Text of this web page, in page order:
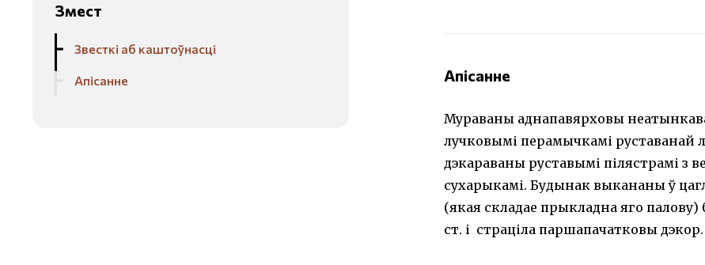
Змест
Звесткі аб каштоўнасці
Апісанне Апісанне
Мураваны аднапавярховы
лучковымі перамычкамі руставанай
дэкараваны руставымі пілястрамі з
сухарыкамі. Будынак выкананы ў
(якая складае прыкладна яго
ст. і страціла паршапачатковы дэкор.